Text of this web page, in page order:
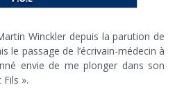
Winckler depuis la parution de
le passage de l’écrivain-médecin à
envie de me plonger dans son
».